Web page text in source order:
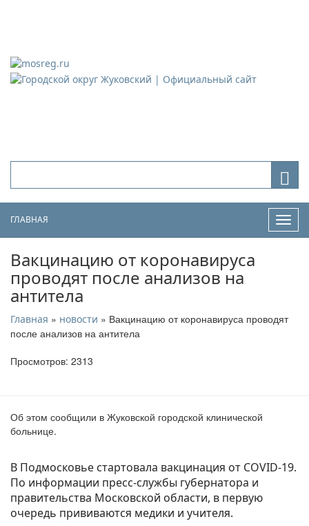
ГЛАВНАЯ
Вакцинацию от коронавируса
проводят после анализов на
антитела
Главная » новости » Вакцинацию от коронавируса проводят
после анализов на антитела
Просмотров: 2313
Об этом сообщили в Жуковской городской клинической
больнице.
В Подмосковье стартовала вакцинация от COVID-19.
По информации пресс-службы губернатора и
правительства Московской области, в первую
очередь прививаются медики и учителя.